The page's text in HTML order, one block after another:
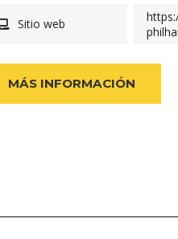
Sitio web
MÁS INFORMACIÓN